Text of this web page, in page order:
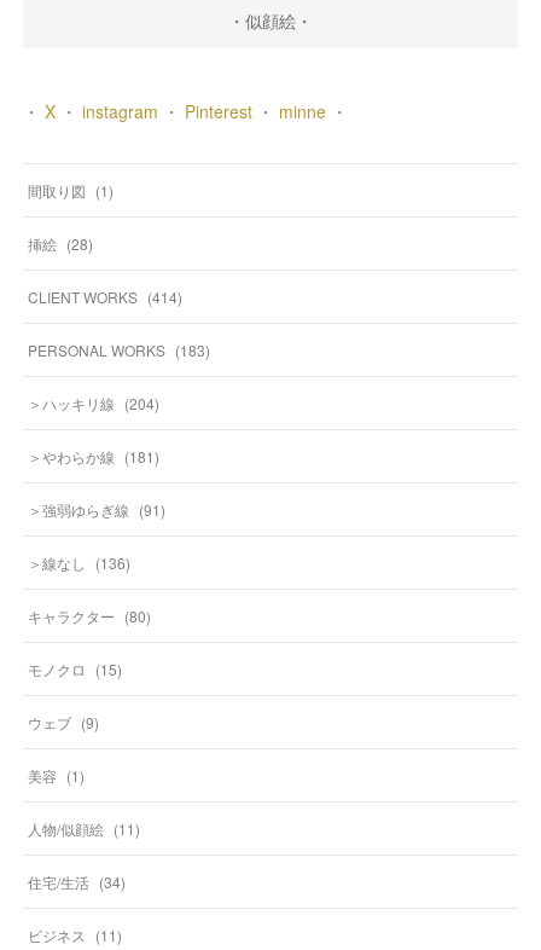
・似顔絵・
・ X・ instagram ・ Pinterest・ minne・
間取り図 (1)
挿絵 (28)
CLIENT WORKS (414)
PERSONAL WORKS (183)
＞ハッキリ線 (204)
＞やわらか線 (181)
＞強弱ゆらぎ線 (91)
＞線なし (136)
キャラクター (80)
モノクロ (15)
ウェブ (9)
美容 (1)
人物/似顔絵 (11)
住宅/生活 (34)
ビジネス (11)